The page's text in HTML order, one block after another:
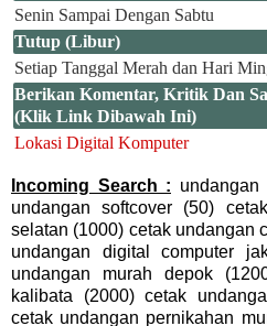
Senin Sampai Dengan Sabtu
Tutup (Libur)
Setiap Tanggal Merah dan Hari
Berikan Komentar, Kritik Dan
(Klik Link Dibawah Ini)
Lokasi Digital Komputer
Incoming Search : undangan
undangan softcover (50)
selatan (1000) cetak undangan
undangan digital computer
undangan murah depok
kalibata (2000) cetak
cetak undangan pernikahan